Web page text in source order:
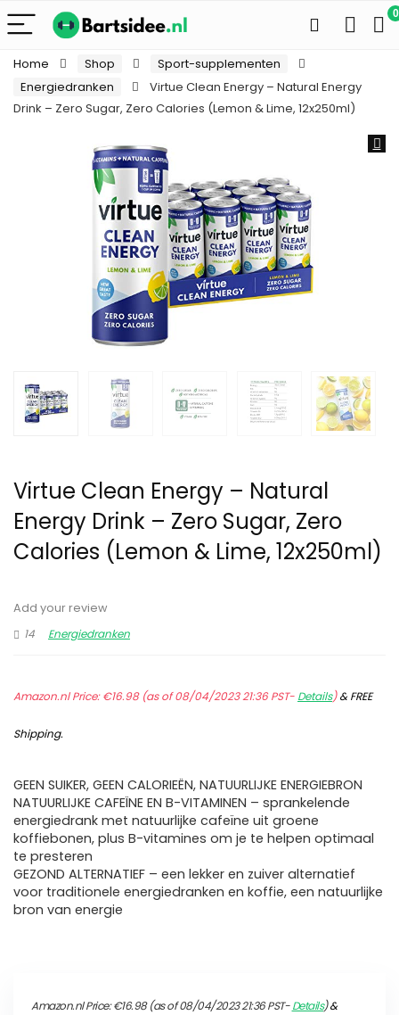
0
Home Shop
Sport-supplementen
Energiedranken
Virtue Clean Energy – Natural Energy
Drink – Zero Sugar, Zero Calories (Lemon & Lime, 12x250ml)
Virtue Clean Energy – Natural
Energy Drink – Zero Sugar, Zero
Calories (Lemon & Lime, 12x250ml)
Add your review
14
Energiedranken
Amazon.nl Price:€16.98(as of 08/04/2023 21:36 PST- Details)&FREE
Shipping.
GEEN SUIKER, GEEN CALORIEËN, NATUURLIJKE ENERGIEBRON
NATUURLIJKE CAFEÏNE EN B-VITAMINEN – sprankelende
energiedrank met natuurlijke cafeïne uit groene
koffiebonen, plus B-vitamines om je te helpen optimaal
te presteren
GEZOND ALTERNATIEF – een lekker en zuiver alternatief
voor traditionele energiedranken en koffie, een natuurlijke
bron van energie
Amazon.nl Price:€16.98(as of 08/04/2023 21:36 PST-Details)&